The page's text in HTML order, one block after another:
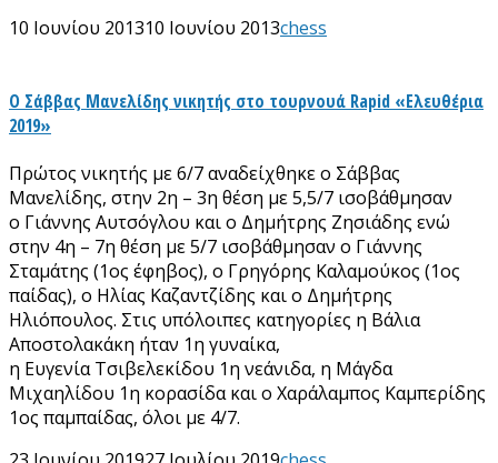
10 Ιουνίου 201310 Ιουνίου 2013chess
Ο Σάββας Μανελίδης νικητής στο τουρνουά Rapid «Ελευθέρια
2019»
Πρώτος νικητής με 6/7 αναδείχθηκε ο Σάββας
Μανελίδης, στην 2η – 3η θέση με 5,5/7 ισοβάθμησαν
ο Γιάννης Αυτσόγλου και ο Δημήτρης Ζησιάδης ενώ
στην 4η – 7η θέση με 5/7 ισοβάθμησαν ο Γιάννης
Σταμάτης (1ος έφηβος), ο Γρηγόρης Καλαμούκος (1ος
παίδας), ο Ηλίας Καζαντζίδης και ο Δημήτρης
Ηλιόπουλος. Στις υπόλοιπες κατηγορίες η Βάλια
Αποστολακάκη ήταν 1η γυναίκα,
η Ευγενία Τσιβελεκίδου 1η νεάνιδα, η Μάγδα
Μιχαηλίδου 1η κορασίδα και ο Χαράλαμπος Καμπερίδης
1ος παμπαίδας, όλοι με 4/7.